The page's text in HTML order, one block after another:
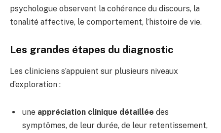
psychologue observent la cohérence du discours, la
tonalité affective, le comportement, l’histoire de vie.
Les grandes étapes du diagnostic
Les cliniciens s’appuient sur plusieurs niveaux
d’exploration :
une appréciation clinique détaillée des
symptômes, de leur durée, de leur retentissement,